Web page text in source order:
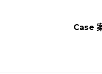
Case